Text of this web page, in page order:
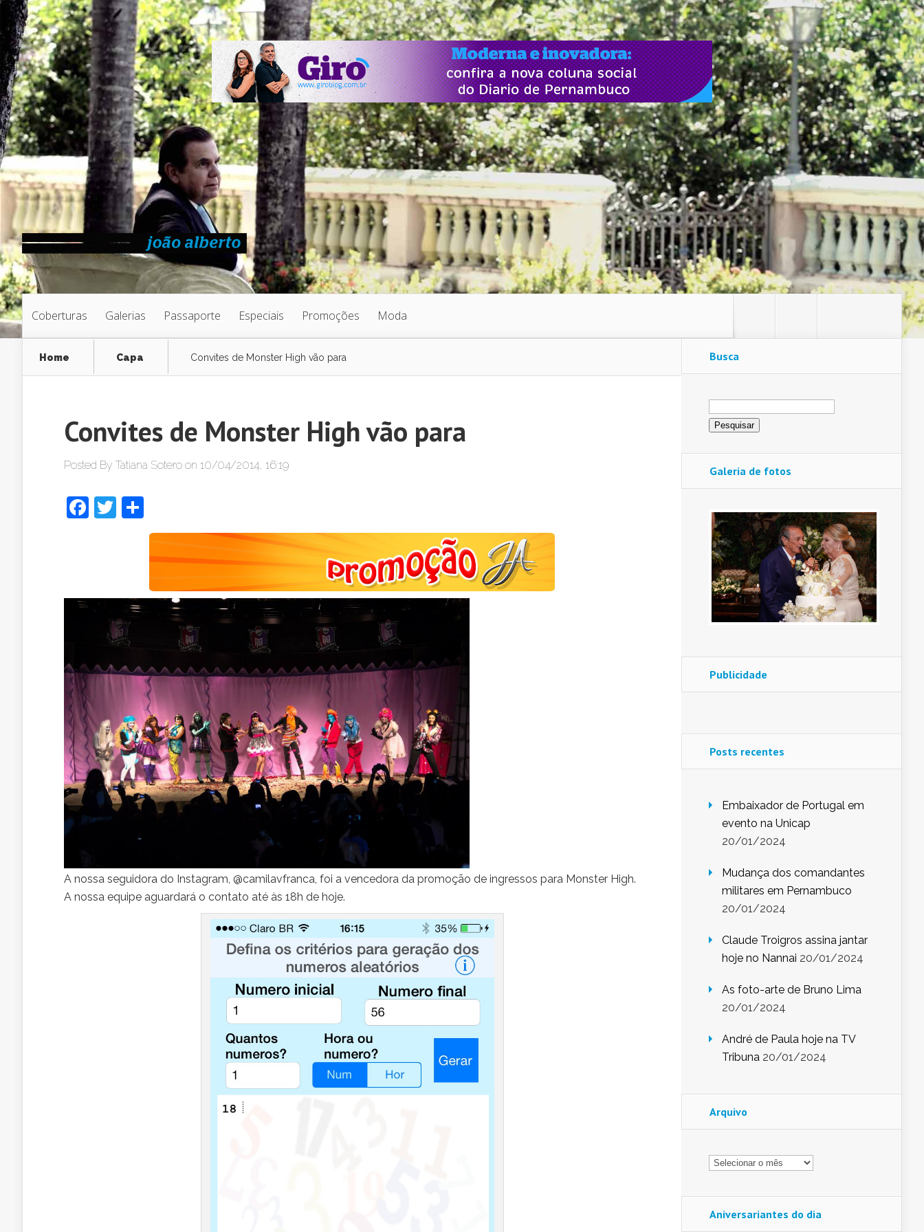
Coberturas Galerias Passaporte Especiais Promoções Moda
Home Capa Convites de Monster High vão para
Convites de Monster High vão para
Posted By Tatiana Sotero on 10/04/2014, 16:19
Facebook
Twitter
A nossa seguidora do Instagram, @camilavfranca, foi a vencedora da promoção de ingressos para Monster High.
A nossa equipe aguardará o contato até às 18h de hoje.
Busca
Pesquisar
por:
Galeria de fotos
Publicidade
Posts recentes
Embaixador de Portugal em
evento na Unicap
20/01/2024
Mudança dos comandantes
militares em Pernambuco
20/01/2024
Claude Troigros assina jantar
hoje no Nannai 20/01/2024
As foto-arte de Bruno Lima
20/01/2024
André de Paula hoje na TV
Tribuna 20/01/2024
Arquivo
Arquivo
Aniversariantes do dia